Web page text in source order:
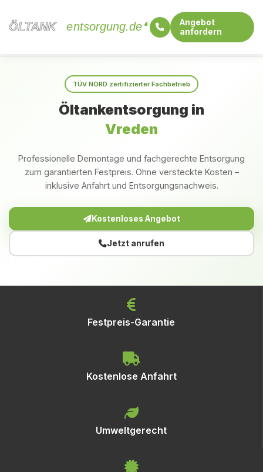
ÖLTANK
ÖLTANK entsorgung.de
Angebot
anfordern
TÜV NORD zertifizierter Fachbetrieb
Öltankentsorgung in
Vreden
Professionelle Demontage und fachgerechte Entsorgung
zum garantierten Festpreis. Ohne versteckte Kosten –
inklusive Anfahrt und Entsorgungsnachweis.
Kostenloses Angebot
Jetzt anrufen
Festpreis-Garantie
Kostenlose Anfahrt
Umweltgerecht